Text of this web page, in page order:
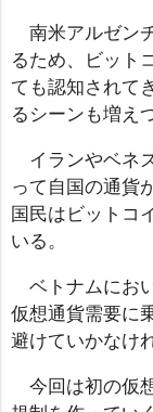
南米アルゼン
るため、ビット
ても認知されて
るシーンも増え
イランやベネ
って自国の通貨
国民はビットコ
いる。
ベトナムにお
仮想通貨需要に
避けていかなけ
今回は初の仮